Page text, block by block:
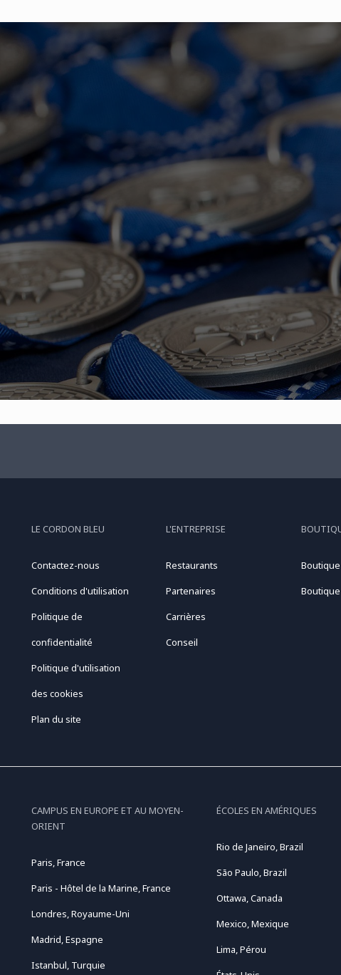
LE CORDON BLEU
Contactez-nous
Conditions d'utilisation
Politique de
confidentialité
Politique d'utilisation
des cookies
Plan du site
L'ENTREPRISE
Restaurants
Partenaires
Carrières
Conseil
Boutique
CAMPUS EN EUROPE ET AU MOYEN-
ORIENT
Paris, France
Paris - Hôtel de la Marine, France
Londres, Royaume-Uni
Madrid, Espagne
Istanbul, Turquie
ÉCOLES EN AMÉRIQUES
Rio de Janeiro, Brazil
São Paulo, Brazil
Ottawa, Canada
Mexico, Mexique
Lima, Pérou